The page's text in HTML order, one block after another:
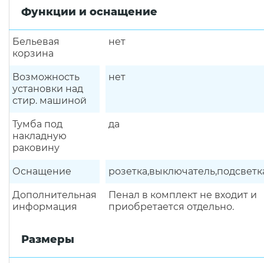
Функции и оснащение
Бельевая
корзина
нет
Возможность
установки над
стир. машиной
нет
Тумба под
накладную
раковину
да
Оснащение
Дополнительная
информация
Пенал в комплект не входит и
приобретается отдельно.
Размеры